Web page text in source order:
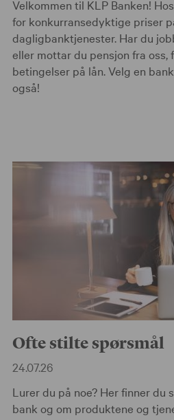
Velkommen til KLP Banken!
for konkurransedyktige priser
dagligbanktjenester. Har du
eller mottar du pensjon fra oss,
betingelser på lån. Velg en
også!
Ofte stilte spørsmål
24.07.26
Lurer du på noe? Her finner du
bank og om produktene og